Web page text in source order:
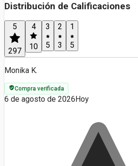
Distribución de Calificaciones
5
297
4
10
3
5
2
3
1
5
Monika K.
Compra verificada
6 de agosto de 2026 Hoy